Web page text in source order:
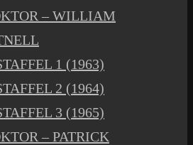
– WILLIAM
1 (1963)
2 (1964)
3 (1965)
– PATRICK